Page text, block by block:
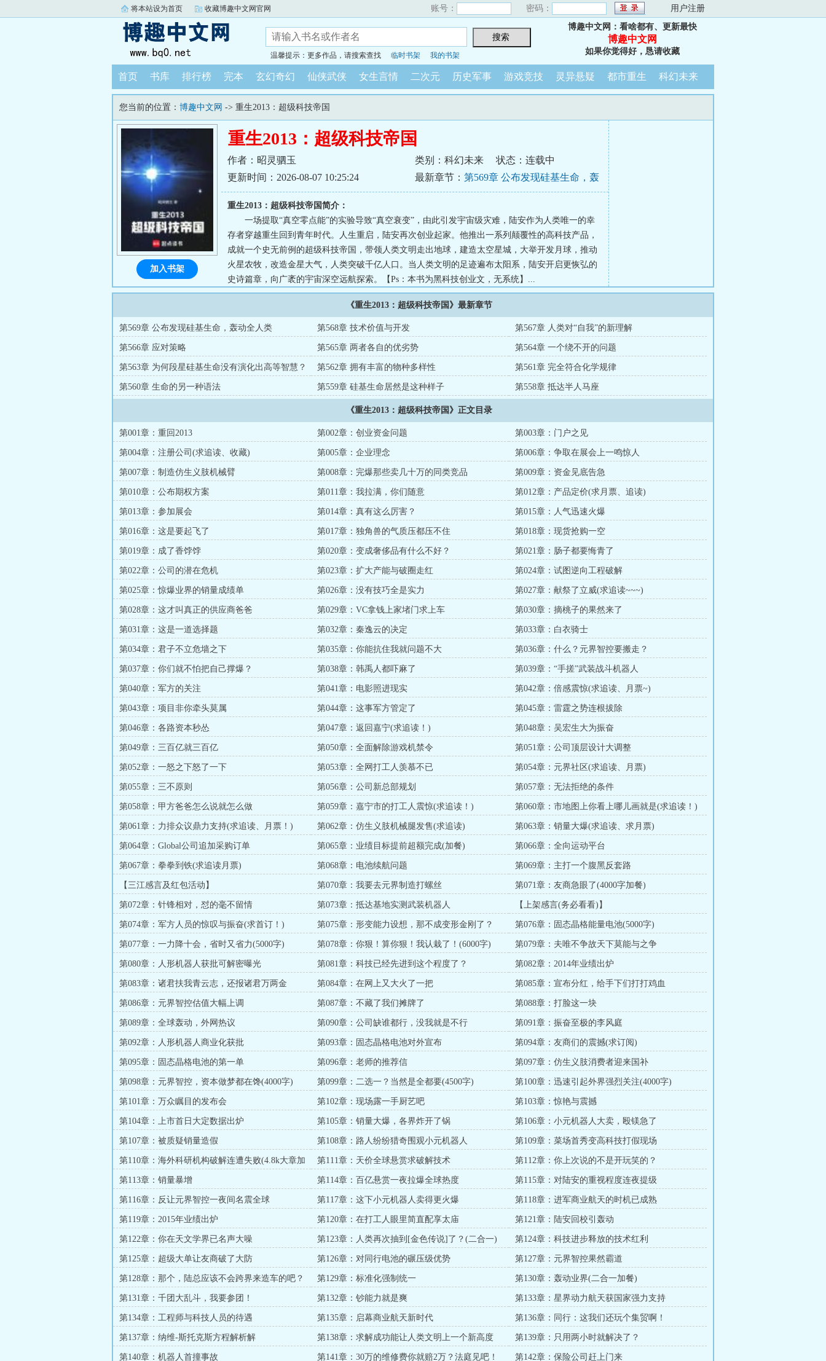
将本站设为首页 收藏博趣中文网官网 账号： 密码： 用户注册
温馨提示：更多作品，请搜索查找 临时书架 我的书架
博趣中文网：看啥都有、更新最快
博趣中文网
如果你觉得好，恳请收藏
首页 书库 排行榜 完本 玄幻奇幻 仙侠武侠 女生言情 二次元 历史军事 游戏竞技 灵异悬疑 都市重生 科幻未来
您当前的位置： 博趣中文网 -> 重生2013：超级科技帝国
重生2013：超级科技帝国
作者：昭灵驷玉 类别：科幻未来
状态：连载中
更新时间：2026-08-07 10:25:24
最新章节： 第569章 公布发现硅基生命，轰
动全人类
重生2013：超级科技帝国简介：
一场提取“真空零点能”的实验导致“真空衰变”，由此引发宇宙级灾难，陆安作为人类唯一的幸
存者穿越重生回到青年时代。人生重启，陆安再次创业起家。他推出一系列颠覆性的高科技产品，
成就一个史无前例的超级科技帝国，带领人类文明走出地球，建造太空星城，大举开发月球，推动
火星农牧，改造金星大气，人类突破千亿人口。当人类文明的足迹遍布太阳系，陆安开启更恢弘的
史诗篇章，向广袤的宇宙深空远航探索。【Ps：本书为黑科技创业文，无系统】...
加入书架
《重生2013：超级科技帝国》最新章节
第569章 公布发现硅基生命，轰动全人类 第568章 技术价值与开发 第567章 人类对“自我”的新理解
第566章 应对策略 第565章 两者各自的优劣势 第564章 一个绕不开的问题
第563章 为何段星硅基生命没有演化出高等智慧？ 第562章 拥有丰富的物种多样性 第561章 完全符合化学规律
第560章 生命的另一种语法 第559章 硅基生命居然是这种样子 第558章 抵达半人马座
《重生2013：超级科技帝国》正文目录
第001章：重回2013 第002章：创业资金问题 第003章：门户之见
第004章：注册公司(求追读、收藏) 第005章：企业理念 第006章：争取在展会上一鸣惊人
第007章：制造仿生义肢机械臂 第008章：完爆那些卖几十万的同类竞品 第009章：资金见底告急
第010章：公布期权方案 第011章：我拉满，你们随意 第012章：产品定价(求月票、追读)
第013章：参加展会 第014章：真有这么厉害？ 第015章：人气迅速火爆
第016章：这是要起飞了 第017章：独角兽的气质压都压不住 第018章：现货抢购一空
第019章：成了香饽饽 第020章：变成奢侈品有什么不好？ 第021章：肠子都要悔青了
第022章：公司的潜在危机 第023章：扩大产能与破圈走红 第024章：试图逆向工程破解
第025章：惊爆业界的销量成绩单 第026章：没有技巧全是实力 第027章：献祭了立威(求追读~~~)
第028章：这才叫真正的供应商爸爸 第029章：VC拿钱上家堵门求上车 第030章：摘桃子的果然来了
第031章：这是一道选择题 第032章：秦逸云的决定 第033章：白衣骑士
第034章：君子不立危墙之下 第035章：你能抗住我就问题不大 第036章：什么？元界智控要搬走？
第037章：你们就不怕把自己撑爆？ 第038章：韩禹人都吓麻了 第039章：“手搓”武装战斗机器人
第040章：军方的关注 第041章：电影照进现实 第042章：倍感震惊(求追读、月票~)
第043章：项目非你牵头莫属 第044章：这事军方管定了 第045章：雷霆之势连根拔除
第046章：各路资本秒怂 第047章：返回嘉宁(求追读！) 第048章：吴宏生大为振奋
第049章：三百亿就三百亿 第050章：全面解除游戏机禁令 第051章：公司顶层设计大调整
第052章：一怒之下怒了一下 第053章：全网打工人羡慕不已 第054章：元界社区(求追读、月票)
第055章：三不原则 第056章：公司新总部规划 第057章：无法拒绝的条件
第058章：甲方爸爸怎么说就怎么做 第059章：嘉宁市的打工人震惊(求追读！) 第060章：市地图上你看上哪儿画就是(求追读！)
第061章：力排众议鼎力支持(求追读、月票！) 第062章：仿生义肢机械腿发售(求追读) 第063章：销量大爆(求追读、求月票)
第064章：Global公司追加采购订单 第065章：业绩目标提前超额完成(加餐) 第066章：全向运动平台
第067章：拳拳到铁(求追读月票) 第068章：电池续航问题 第069章：主打一个腹黑反套路
【三江感言及红包活动】 第070章：我要去元界制造打螺丝 第071章：友商急眼了(4000字加餐)
第072章：针锋相对，怼的毫不留情 第073章：抵达基地实测武装机器人 【上架感言(务必看看)】
第074章：军方人员的惊叹与振奋(求首订！)
第075章：形变能力设想，那不成变形金刚了？
(5000字)
第076章：固态晶格能量电池(5000字)
第077章：一力降十会，省时又省力(5000字) 第078章：你狠！算你狠！我认栽了！(6000字) 第079章：夫唯不争故天下莫能与之争
第080章：人形机器人获批可解密曝光 第081章：科技已经先进到这个程度了？ 第082章：2014年业绩出炉
第083章：诸君扶我青云志，还报诸君万两金 第084章：在网上又大火了一把 第085章：宣布分红，给手下们打打鸡血
第086章：元界智控估值大幅上调 第087章：不藏了我们摊牌了 第088章：打脸这一块
第089章：全球轰动，外网热议 第090章：公司缺谁都行，没我就是不行 第091章：振奋至极的李风庭
第092章：人形机器人商业化获批 第093章：固态晶格电池对外宣布 第094章：友商们的震撼(求订阅)
第095章：固态晶格电池的第一单 第096章：老师的推荐信 第097章：仿生义肢消费者迎来国补
第098章：元界智控，资本做梦都在馋(4000字) 第099章：二选一？当然是全都要(4500字) 第100章：迅速引起外界强烈关注(4000字)
第101章：万众瞩目的发布会 第102章：现场露一手厨艺吧 第103章：惊艳与震撼
第104章：上市首日大定数据出炉 第105章：销量大爆，各界炸开了锅 第106章：小元机器人大卖，殴镁急了
第107章：被质疑销量造假 第108章：路人纷纷猎奇围观小元机器人 第109章：菜场首秀变高科技打假现场
第110章：海外科研机构破解连遭失败(4.8k大章加
餐)
第111章：天价全球悬赏求破解技术 第112章：你上次说的不是开玩笑的？
第113章：销量暴增 第114章：百亿悬赏一夜拉爆全球热度 第115章：对陆安的重视程度连夜提级
第116章：反让元界智控一夜间名震全球 第117章：这下小元机器人卖得更火爆 第118章：进军商业航天的时机已成熟
第119章：2015年业绩出炉 第120章：在打工人眼里简直配享太庙 第121章：陆安回校引轰动
第122章：你在天文学界已名声大噪 第123章：人类再次抽到[金色传说]了？(二合一) 第124章：科技进步释放的技术红利
第125章：超级大单让友商破了大防 第126章：对同行电池的碾压级优势 第127章：元界智控果然霸道
第128章：那个，陆总应该不会跨界来造车的吧？ 第129章：标准化强制统一 第130章：轰动业界(二合一加餐)
第131章：千团大乱斗，我要参团！ 第132章：钞能力就是爽 第133章：星界动力航天获国家强力支持
第134章：工程师与科技人员的待遇 第135章：启幕商业航天新时代 第136章：同行：这我们还玩个集贸啊！
第137章：纳维-斯托克斯方程解析解 第138章：求解成功能让人类文明上一个新高度 第139章：只用两小时就解决了？
第140章：机器人首撞事故 第141章：30万的维修费你就赔2万？法庭见吧！ 第142章：保险公司赶上门来